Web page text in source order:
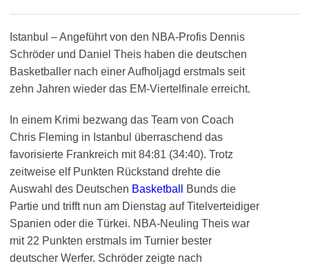
Istanbul – Angeführt von den NBA-Profis Dennis
Schröder und Daniel Theis haben die deutschen
Basketballer nach einer Aufholjagd erstmals seit
zehn Jahren wieder das EM-Viertelfinale erreicht.
In einem Krimi bezwang das Team von Coach
Chris Fleming in Istanbul überraschend das
favorisierte Frankreich mit 84:81 (34:40). Trotz
zeitweise elf Punkten Rückstand drehte die
Auswahl des Deutschen Basketball
Bunds die
Partie und trifft nun am Dienstag auf Titelverteidiger
Spanien oder die Türkei. NBA-Neuling Theis war
mit 22 Punkten erstmals im Turnier bester
deutscher Werfer. Schröder zeigte nach